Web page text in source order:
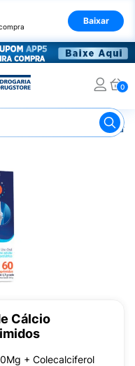
Baixar
0
Cálcio
+ Colecalciferol